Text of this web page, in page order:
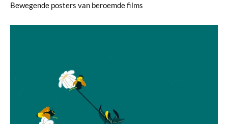
Bewegende posters van beroemde films